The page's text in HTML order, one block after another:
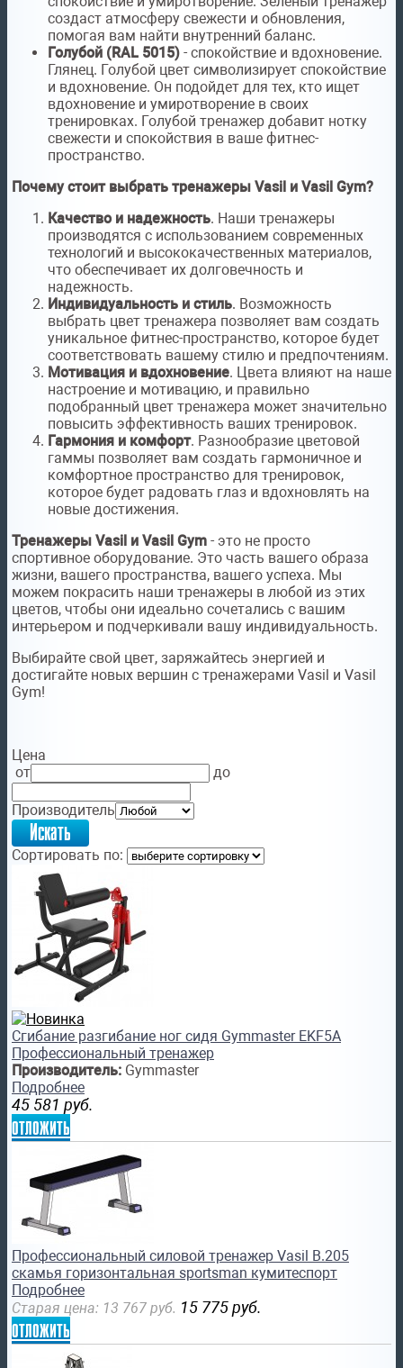
создаст атмосферу свежести и обновления,
помогая вам найти внутренний баланс.
Голубой (RAL 5015) - спокойствие и вдохновение.
Глянец. Голубой цвет символизирует спокойствие
и вдохновение. Он подойдет для тех, кто ищет
вдохновение и умиротворение в своих
тренировках. Голубой тренажер добавит нотку
свежести и спокойствия в ваше фитнес-
пространство.
Почему стоит выбрать тренажеры Vasil и Vasil Gym?
Качество и надежность. Наши тренажеры
производятся с использованием современных
технологий и высококачественных материалов,
что обеспечивает их долговечность и
надежность.
Индивидуальность и стиль. Возможность
выбрать цвет тренажера позволяет вам создать
уникальное фитнес-пространство, которое будет
соответствовать вашему стилю и предпочтениям.
Мотивация и вдохновение. Цвета влияют на наше
настроение и мотивацию, и правильно
подобранный цвет тренажера может значительно
повысить эффективность ваших тренировок.
Гармония и комфорт. Разнообразие цветовой
гаммы позволяет вам создать гармоничное и
комфортное пространство для тренировок,
которое будет радовать глаз и вдохновлять на
новые достижения.
Тренажеры Vasil и Vasil Gym - это не просто
спортивное оборудование. Это часть вашего образа
жизни, вашего пространства, вашего успеха. Мы
можем покрасить наши тренажеры в любой из этих
цветов, чтобы они идеально сочетались с вашим
интерьером и подчеркивали вашу индивидуальность.
Выбирайте свой цвет, заряжайтесь энергией и
достигайте новых вершин с тренажерами Vasil и Vasil
Gym!
Цена
от
до
Производитель
Сортировать по:
Сгибание разгибание ног сидя Gymmaster EKF5A
Профессиональный тренажер
Производитель: Gymmaster
Подробнее
45 581 руб.
отложить
Профессиональный силовой тренажер Vasil B.205
скамья горизонтальная sportsman кумитеспорт
Подробнее
Старая цена: 13 767 руб. 15 775 руб.
отложить